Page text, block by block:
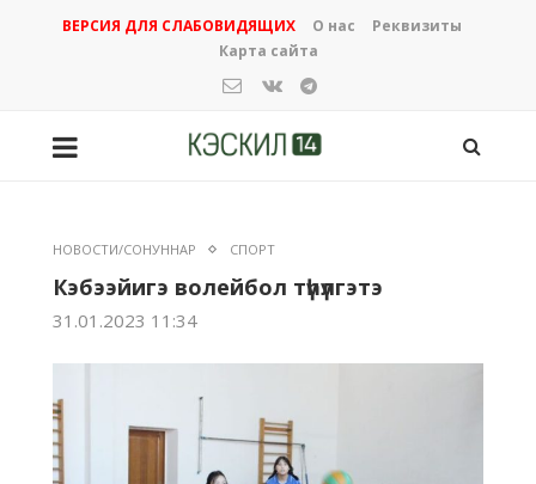
ВЕРСИЯ ДЛЯ СЛАБОВИДЯЩИХ О нас
Реквизиты
Карта сайта
НОВОСТИ/СОНУННАР СПОРТ
Кэбээйигэ волейбол түһүлгэтэ
31.01.2023 11:34